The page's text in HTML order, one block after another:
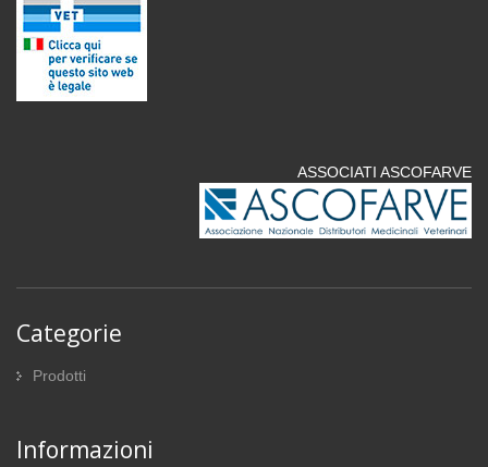
ASSOCIATI ASCOFARVE
Categorie
Prodotti
Informazioni